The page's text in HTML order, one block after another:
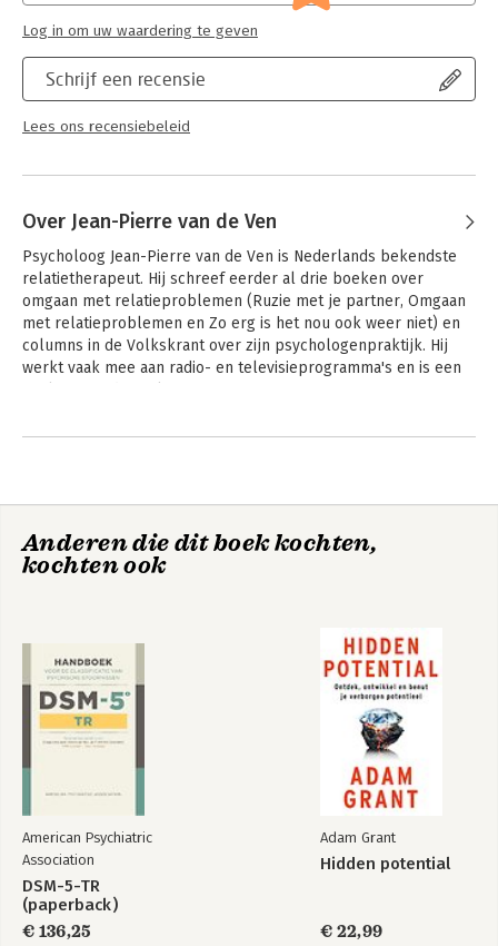
Schrijf een recensie
Lees ons recensiebeleid
Log in om uw waardering te geven
Over Jean-Pierre van de Ven
Psycholoog Jean-Pierre van de Ven is Nederlands bekendste
relatietherapeut. Hij schreef eerder al drie boeken over
omgaan met relatieproblemen (Ruzie met je partner, Omgaan
met relatieproblemen en Zo erg is het nou ook weer niet) en
columns in de Volkskrant over zijn psychologenpraktijk. Hij
werkt vaak mee aan radio- en televisieprogramma's en is een
Anderen die dit boek kochten,
kochten ook
American Psychiatric
Association
DSM-5-TR
(paperback)
€ 136,25
Adam Grant
Hidden potential
€ 22,99